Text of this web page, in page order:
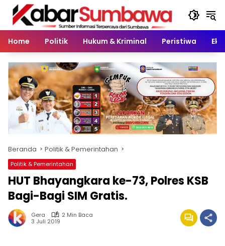
Langsung
konten
Home
Politik Hukum & Kriminal Peristiwa
Beranda Politik & Pemerintahan
Politik & Pemerintahan
HUT Bhayangkara ke-73, Polres KSB
Bagi-Bagi SIM Gratis.
Gera
2 Min Baca
3 Juli 2019